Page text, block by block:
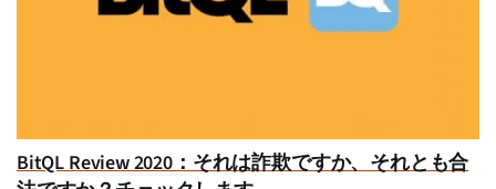
BitQL Review 2020：それは詐欺ですか、それとも合